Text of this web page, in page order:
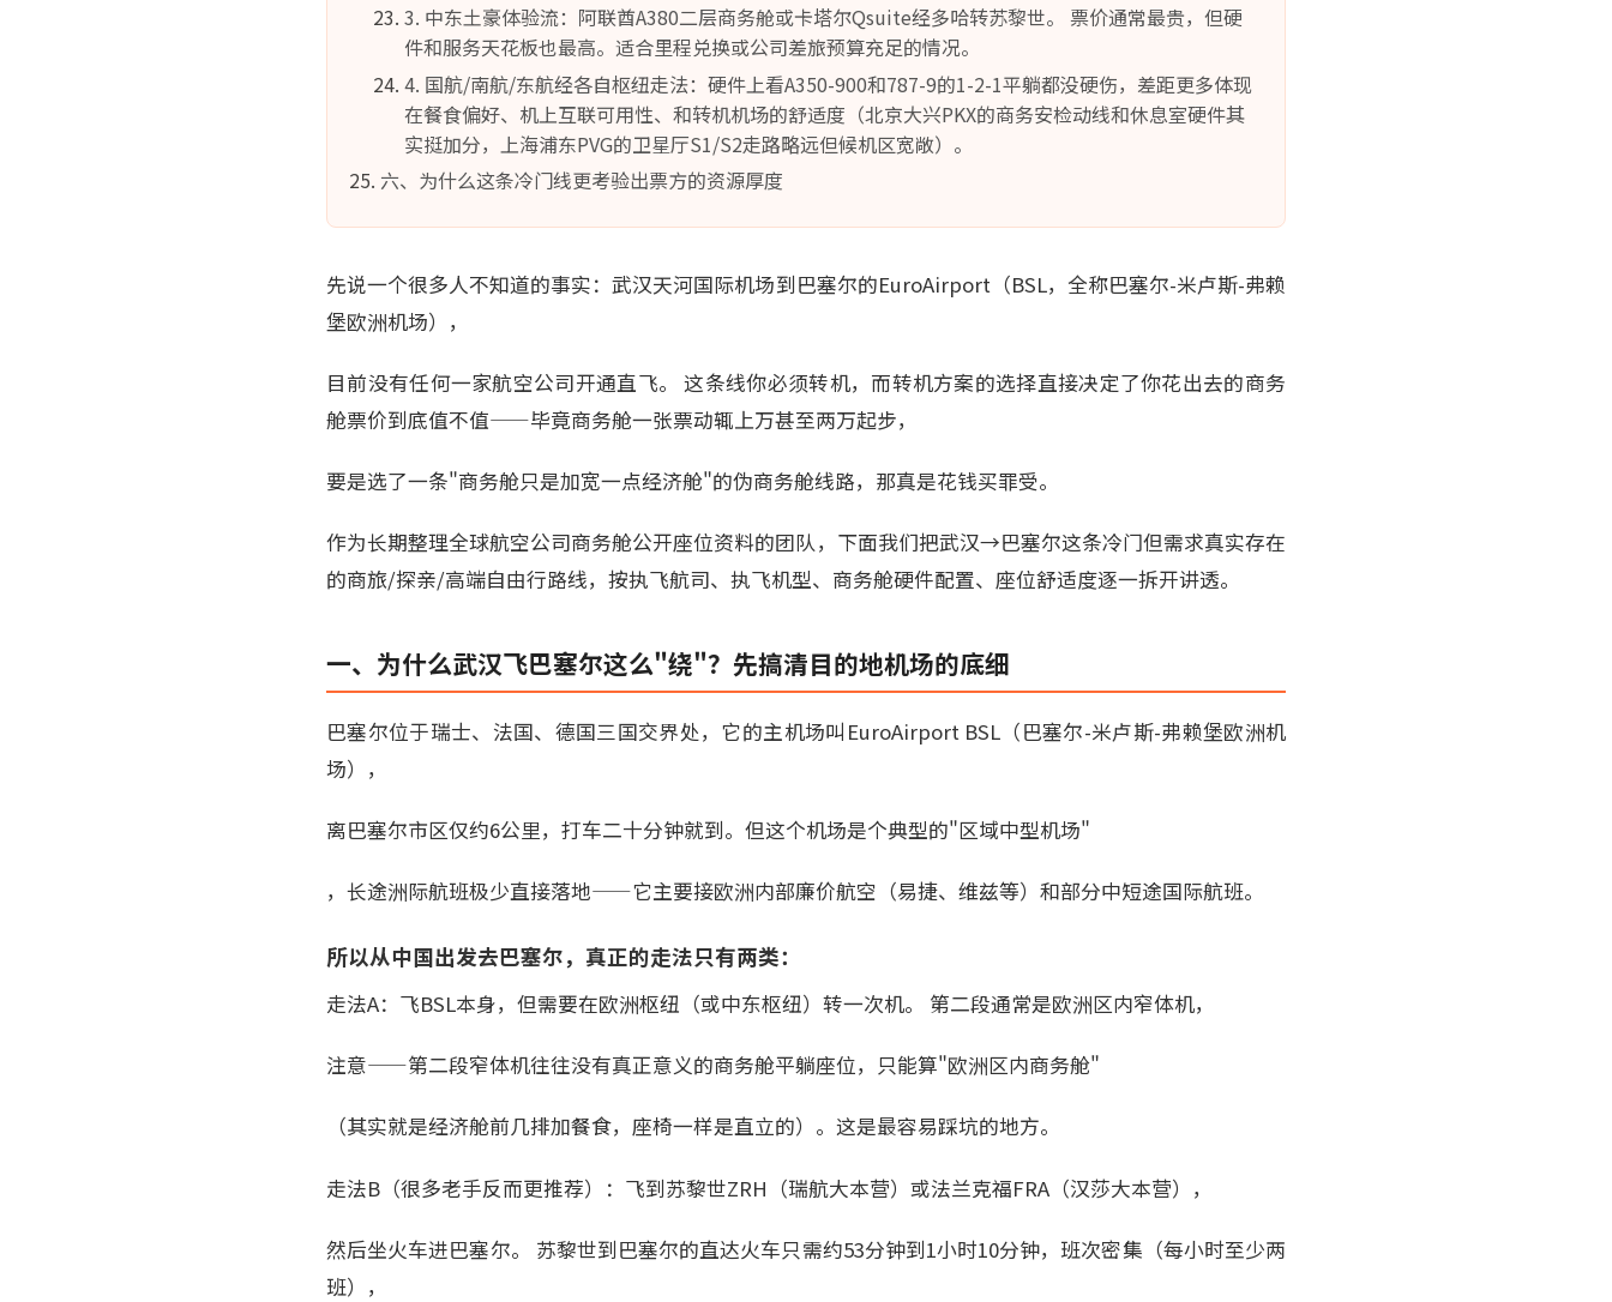
3. 中东土豪体验流：阿联酋A380二层商务舱或卡塔尔Qsuite经多哈转苏黎世。 票价通常最贵，但硬
件和服务天花板也最高。适合里程兑换或公司差旅预算充足的情况。
4. 国航/南航/东航经各自枢纽走法：硬件上看A350-900和787-9的1-2-1平躺都没硬伤，差距更多体现
在餐食偏好、机上互联可用性、和转机机场的舒适度（北京大兴PKX的商务安检动线和休息室硬件其
实挺加分，上海浦东PVG的卫星厅S1/S2走路略远但候机区宽敞）。
六、为什么这条冷门线更考验出票方的资源厚度
先说一个很多人不知道的事实：武汉天河国际机场到巴塞尔的EuroAirport（BSL，全称巴塞尔-米卢斯-弗赖
堡欧洲机场），
目前没有任何一家航空公司开通直飞。 这条线你必须转机，而转机方案的选择直接决定了你花出去的商务
舱票价到底值不值——毕竟商务舱一张票动辄上万甚至两万起步，
要是选了一条"商务舱只是加宽一点经济舱"的伪商务舱线路，那真是花钱买罪受。
作为长期整理全球航空公司商务舱公开座位资料的团队，下面我们把武汉→巴塞尔这条冷门但需求真实存在
的商旅/探亲/高端自由行路线，按执飞航司、执飞机型、商务舱硬件配置、座位舒适度逐一拆开讲透。
一、为什么武汉飞巴塞尔这么"绕"？先搞清目的地机场的底细
巴塞尔位于瑞士、法国、德国三国交界处，它的主机场叫EuroAirport BSL（巴塞尔-米卢斯-弗赖堡欧洲机
场），
离巴塞尔市区仅约6公里，打车二十分钟就到。但这个机场是个典型的"区域中型机场"
，长途洲际航班极少直接落地——它主要接欧洲内部廉价航空（易捷、维兹等）和部分中短途国际航班。
所以从中国出发去巴塞尔，真正的走法只有两类：
走法A：飞BSL本身，但需要在欧洲枢纽（或中东枢纽）转一次机。 第二段通常是欧洲区内窄体机，
注意——第二段窄体机往往没有真正意义的商务舱平躺座位，只能算"欧洲区内商务舱"
（其实就是经济舱前几排加餐食，座椅一样是直立的）。这是最容易踩坑的地方。
走法B（很多老手反而更推荐）：飞到苏黎世ZRH（瑞航大本营）或法兰克福FRA（汉莎大本营），
然后坐火车进巴塞尔。 苏黎世到巴塞尔的直达火车只需约53分钟到1小时10分钟，班次密集（每小时至少两
班），